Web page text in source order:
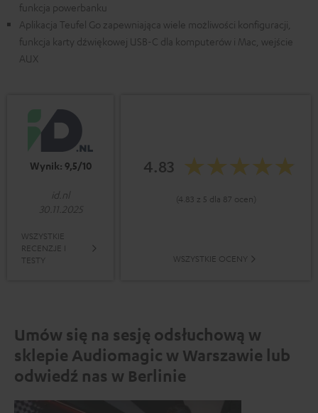
funkcja powerbanku
Aplikacja Teufel Go zapewniająca wiele możliwości konfiguracji,
funkcja karty dźwiękowej USB-C dla komputerów i Mac, wejście
AUX
Wynik: 9,5/10
id.nl
30.11.2025
WSZYSTKIE
RECENZJE I
TESTY
4.83
(4.83 z 5 dla 87 ocen)
WSZYSTKIE OCENY
Umów się na sesję odsłuchową w
sklepie Audiomagic w Warszawie lub
odwiedź nas w Berlinie